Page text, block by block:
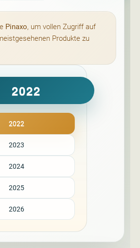
Pinaxo, um vollen Zugriff auf
Produkte zu
2022
2022
2023
2024
2025
2026